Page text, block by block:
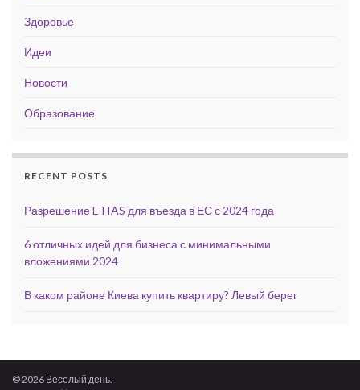
Здоровье
Идеи
Новости
Образование
RECENT POSTS
Разрешение ETIAS для въезда в ЕС с 2024 года
6 отличных идей для бизнеса с минимальными
вложениями 2024
В каком районе Киева купить квартиру? Левый берег
© 2026 Веселый день.